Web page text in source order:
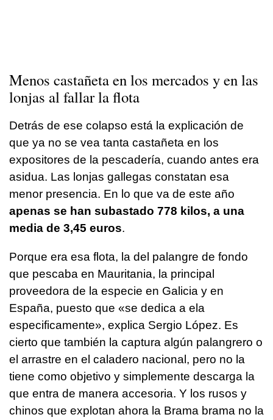
Menos castañeta en los mercados y en las
lonjas al fallar la flota
Detrás de ese colapso está la explicación de
que ya no se vea tanta castañeta en los
expositores de la pescadería, cuando antes era
asidua. Las lonjas gallegas constatan esa
menor presencia. En lo que va de este año
apenas se han subastado 778 kilos, a una
media de 3,45 euros.
Porque era esa flota, la del palangre de fondo
que pescaba en Mauritania, la principal
proveedora de la especie en Galicia y en
España, puesto que «se dedica a ela
especificamente», explica Sergio López. Es
cierto que también la captura algún palangrero o
el arrastre en el caladero nacional, pero no la
tiene como objetivo y simplemente descarga la
que entra de manera accesoria. Y los rusos y
chinos que explotan ahora la Brama brama no la